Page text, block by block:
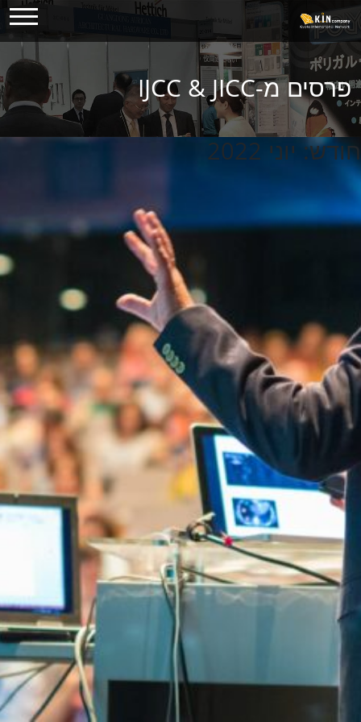
Skip
to
content
פרסים מ-IJCC & JICC
חודש: יוני 2022